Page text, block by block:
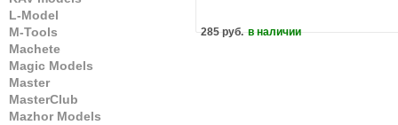
L-Model
M-Tools
Machete
Magic Models
Master
MasterClub
Mazhor Models
285 руб. в наличии